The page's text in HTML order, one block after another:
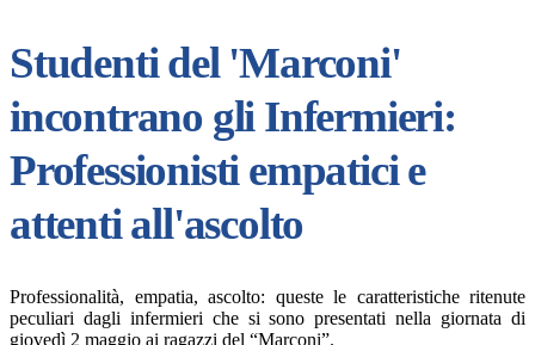
Studenti del 'Marconi'
incontrano gli Infermieri:
Professionisti empatici e
attenti all'ascolto
Professionalità, empatia, ascolto: queste le caratteristiche ritenute
peculiari dagli infermieri che si sono presentati nella giornata di
giovedì 2 maggio ai ragazzi del “Marconi”.